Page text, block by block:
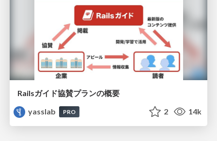
Railsガイド協賛プランの概要
yasslab
PRO 2 14k